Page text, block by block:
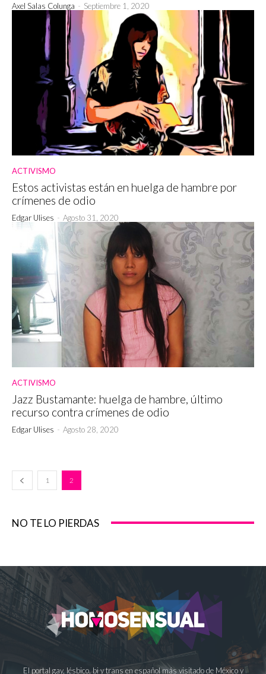
Axel Salas Colunga - Septiembre 1, 2020
ACTIVISMO
Estos activistas están en huelga de hambre por
crímenes de odio
Edgar Ulises - Agosto 31, 2020
ACTIVISMO
Jazz Bustamante: huelga de hambre, último
recurso contra crímenes de odio
Edgar Ulises - Agosto 28, 2020
1 2
NO TE LO PIERDAS
El portal gay, lésbico, bi y trans en español más visitado de México y